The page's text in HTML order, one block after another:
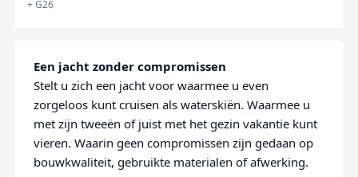
+ G26
Een jacht zonder compromissen
Stelt u zich een jacht voor waarmee u even
zorgeloos kunt cruisen als waterskiën. Waarmee u
met zijn tweeën of juist met het gezin vakantie kunt
vieren. Waarin geen compromissen zijn gedaan op
bouwkwaliteit, gebruikte materialen of afwerking.